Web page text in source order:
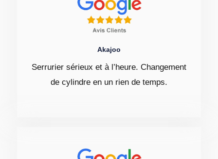
Akajoo
Serrurier sérieux et à l’heure. Changement
de cylindre en un rien de temps.